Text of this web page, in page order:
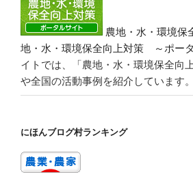
農地・水・環境
地・水・環境保全向上対策 ～ポー
イトでは、「農地・水・環境保全向
や全国の活動事例を紹介しています。
にほんブログ村ランキング